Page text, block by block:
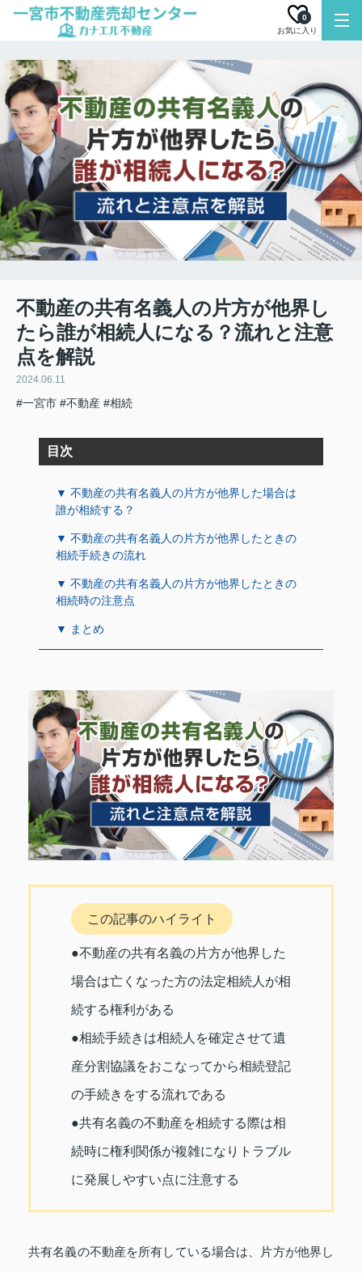
お気に入り
0
不動産の共有名義人の片方が他界し
たら誰が相続人になる？流れと注意
点を解説
2024.06.11
#一宮市 #不動産 #相続
目次
▼ 不動産の共有名義人の片方が他界した場合は
誰が相続する？
▼ 不動産の共有名義人の片方が他界したときの
相続手続きの流れ
▼ 不動産の共有名義人の片方が他界したときの
相続時の注意点
▼ まとめ
この記事のハイライト
●不動産の共有名義の片方が他界した
場合は亡くなった方の法定相続人が相
続する権利がある
●相続手続きは相続人を確定させて遺
産分割協議をおこなってから相続登記
の手続きをする流れである
●共有名義の不動産を相続する際は相
続時に権利関係が複雑になりトラブル
に発展しやすい点に注意する
共有名義の不動産を所有している場合は、片方が他界し